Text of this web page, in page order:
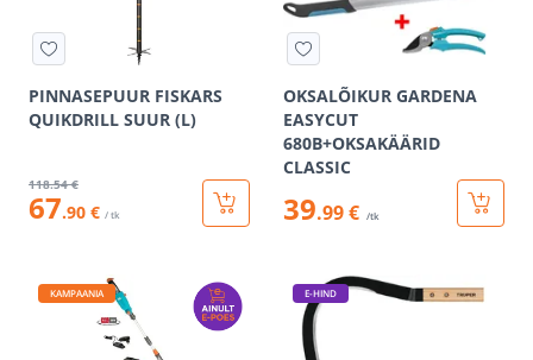
PINNASEPUUR FISKARS
QUIKDRILL SUUR (L)
118.54 €
67.90 € / tk
OKSALÕIKUR GARDENA
EASYCUT
680B+OKSAKÄÄRID
CLASSIC
39.99 € /tk
KAMPAANIA E-HIND